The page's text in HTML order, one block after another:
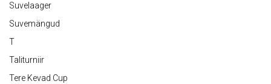
Suvelaager
Suvemängud
T
Taliturniir
Tere Kevad Cup